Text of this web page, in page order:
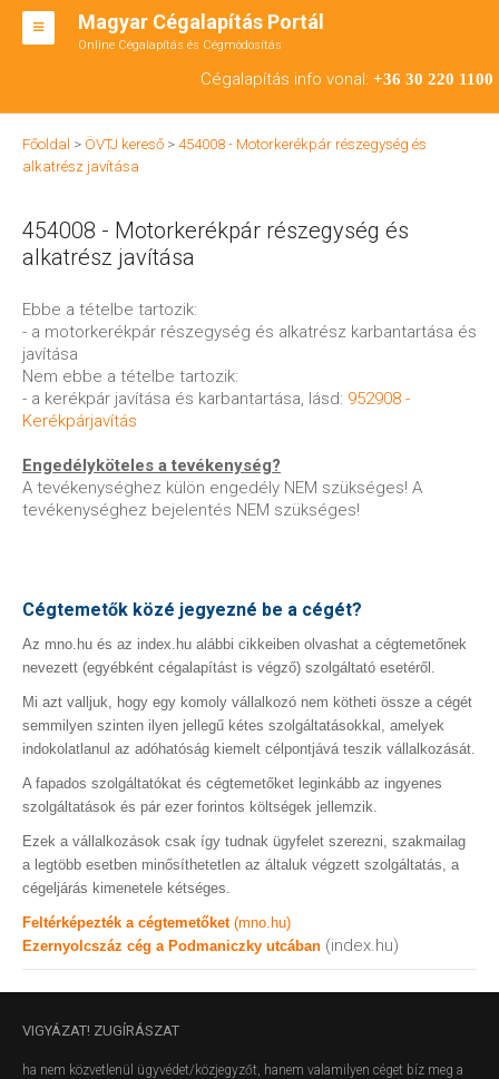
Magyar Cégalapítás Portál
Online Cégalapítás és Cégmódosítás
Cégalapítás info vonal: +36 30 220 1100
BT ALAPÍTÁS
RT ALAPÍTÁS
ÁTALAKULÁS
ENGEDÉLYKÖTELES
IRODÁK
Főoldal > ÖVTJ kereső > 454008 - Motorkerékpár részegység és
alkatrész javítása
454008 - Motorkerékpár részegység és
alkatrész javítása
Ebbe a tételbe tartozik:
- a motorkerékpár részegység és alkatrész karbantartása és
javítása
Nem ebbe a tételbe tartozik:
- a kerékpár javítása és karbantartása, lásd: 952908 -
Kerékpárjavítás
Engedélyköteles a tevékenység?
A tevékenységhez külön engedély NEM szükséges! A
tevékenységhez bejelentés NEM szükséges!
Cégtemetők közé jegyezné be a cégét?
Az mno.hu és az index.hu alábbi cikkeiben olvashat a cégtemetőnek
nevezett (egyébként cégalapítást is végző) szolgáltató esetéről.
Mi azt valljuk, hogy egy komoly vállalkozó nem kötheti össze a cégét
semmilyen szinten ilyen jellegű kétes szolgáltatásokkal, amelyek
indokolatlanul az adóhatóság kiemelt célpontjává teszik vállalkozását.
A fapados szolgáltatókat és cégtemetőket leginkább az ingyenes
szolgáltatások és pár ezer forintos költségek jellemzik.
Ezek a vállalkozások csak így tudnak ügyfelet szerezni, szakmailag
a legtöbb esetben minősíthetetlen az általuk végzett szolgáltatás, a
cégeljárás kimenetele kétséges.
Feltérképezték a cégtemetőket (mno.hu)
Ezernyolcszáz cég a Podmaniczky utcában (index.hu)
VIGYÁZAT! ZUGÍRÁSZAT
ha nem közvetlenül ügyvédet/közjegyzőt, hanem valamilyen céget bíz meg a